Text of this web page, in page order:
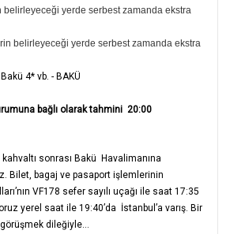
belirleyeceği yerde serbest zamanda ekstra
belirleyeceği yerde serbest zamanda ekstra
4* vb. - BAKÜ
bağlı olarak tahmini 20:00
sonrası Bakü Havalimanına
Bilet, bagaj ve pasaport işlemlerinin
VF178 sefer sayılı uçağı ile saat 17:35
yerel saat ile 19:40’da İstanbul’a varış. Bir
dileğiyle…